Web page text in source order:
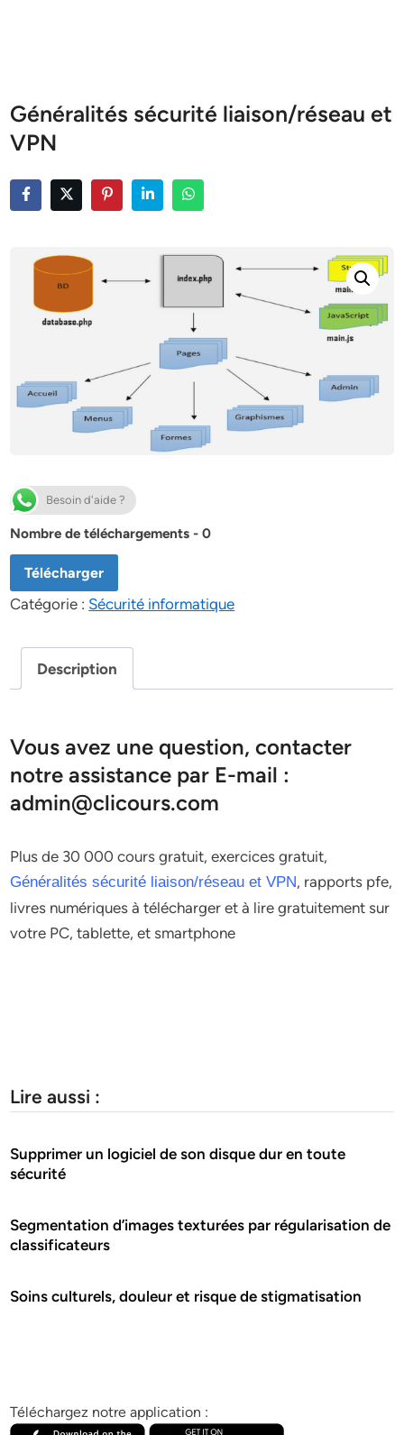
Généralités sécurité liaison/réseau et
VPN
Besoin d'aide ?
Nombre de téléchargements - 0
Télécharger
Catégorie : Sécurité informatique
Description
Vous avez une question, contacter
notre assistance par E-mail :
admin@clicours.com
Plus de 30 000 cours gratuit, exercices gratuit,
Généralités sécurité liaison/réseau et VPN, rapports pfe,
livres numériques à télécharger et à lire gratuitement sur
votre PC, tablette, et smartphone
Lire aussi :
Supprimer un logiciel de son disque dur en toute
sécurité
Segmentation d’images texturées par régularisation de
classificateurs
Soins culturels, douleur et risque de stigmatisation
Téléchargez notre application :